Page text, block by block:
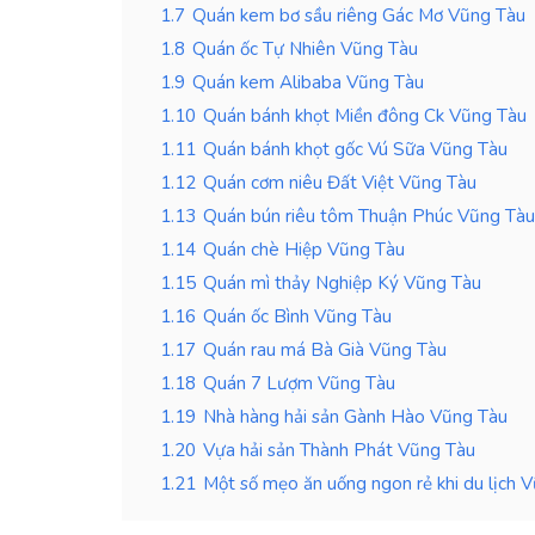
1.7 Quán kem bơ sầu riêng Gác Mơ Vũng Tàu
1.8 Quán ốc Tự Nhiên Vũng Tàu
1.9 Quán kem Alibaba Vũng Tàu
1.10 Quán bánh khọt Miền đông Ck Vũng Tàu
1.11 Quán bánh khọt gốc Vú Sữa Vũng Tàu
1.12 Quán cơm niêu Đất Việt Vũng Tàu
1.13 Quán bún riêu tôm Thuận Phúc Vũng Tàu
1.14 Quán chè Hiệp Vũng Tàu
1.15 Quán mì thảy Nghiệp Ký Vũng Tàu
1.16 Quán ốc Bình Vũng Tàu
1.17 Quán rau má Bà Già Vũng Tàu
1.18 Quán 7 Lượm Vũng Tàu
1.19 Nhà hàng hải sản Gành Hào Vũng Tàu
1.20 Vựa hải sản Thành Phát Vũng Tàu
1.21 Một số mẹo ăn uống ngon rẻ khi du lịch